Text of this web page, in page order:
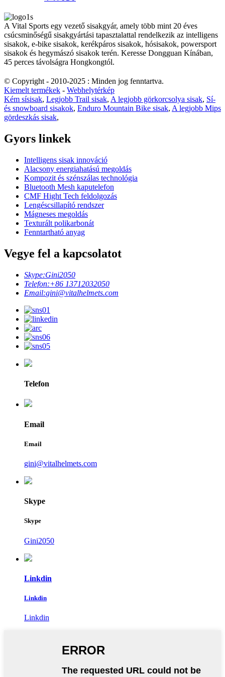
A Vital Sports egy vezető sisakgyár, amely több mint 20 éves
csúcsminőségű sisakgyártási tapasztalattal rendelkezik az intelligens
sisakok, e-bike sisakok, kerékpáros sisakok, hósisakok, powersport
sisakok és hegymászó sisakok terén. Keresse Dongguan Kínában,
45 perces távolságra Hongkongtól.
© Copyright - 2010-2025 : Minden jog fenntartva.
Kiemelt termékek - Webhelytérkép
Kém sísisak, Legjobb Trail sisak, A legjobb görkorcsolya sisak, Sí-
és snowboard sisakok, Enduro Mountain Bike sisak, A legjobb Mips
gördeszkás sisak,
Gyors linkek
Intelligens sisak innováció
Alacsony energiahatású megoldás
Kompozit és szénszálas technológia
Bluetooth Mesh kaputelefon
CMF Hight Tech feldolgozás
Lengéscsillapító rendszer
Mágneses megoldás
Texturált polikarbonát
Fenntartható anyag
Vegye fel a kapcsolatot
Skype:Gini2050
Telefon:+86 13712032050
Email:gini@vitalhelmets.com
Telefon
Email
Email
gini@vitalhelmets.com
Skype
Skype
Gini2050
Linkdin
Linkdin
Linkdin